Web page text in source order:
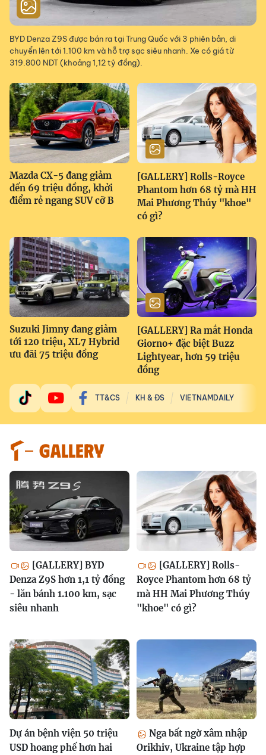
BYD Denza Z9S được bán ra tại Trung Quốc với 3 phiên bản, di
chuyển lên tới 1.100 km và hỗ trợ sạc siêu nhanh. Xe có giá từ
319.800 NDT (khoảng 1,12 tỷ đồng).
Mazda CX-5 đang giảm
đến 69 triệu đồng, khởi
điểm rẻ ngang SUV cỡ B
[GALLERY] Rolls-Royce
Phantom hơn 68 tỷ mà HH
Mai Phương Thúy "khoe"
có gì?
Suzuki Jimny đang giảm
tới 120 triệu, XL7 Hybrid
ưu đãi 75 triệu đồng
[GALLERY] Ra mắt Honda
Giorno+ đặc biệt Buzz
Lightyear, hơn 59 triệu
đồng
TT&CS KH & ĐS VIETNAMDAILY
GALLERY
[GALLERY] BYD
Denza Z9S hơn 1,1 tỷ đồng
- lăn bánh 1.100 km, sạc
siêu nhanh
[GALLERY] Rolls-
Royce Phantom hơn 68 tỷ
mà HH Mai Phương Thúy
"khoe" có gì?
Dự án bệnh viện 50 triệu
USD hoang phế hơn hai
Nga bất ngờ xâm nhập
Orikhiv, Ukraine tập hợp